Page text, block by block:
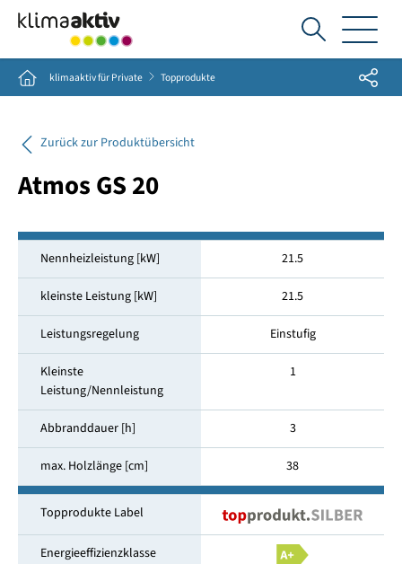
Ich
suche...
Home klimaaktiv für Private Topprodukte Share
Zurück zur Produktübersicht
Atmos GS 20
Nennheizleistung [kW] 21.5
kleinste Leistung [kW] 21.5
Leistungsregelung Einstufig
Kleinste
Leistung/Nennleistung
1
Abbranddauer [h] 3
max. Holzlänge [cm] 38
Topprodukte Label
Energieeffizienzklasse